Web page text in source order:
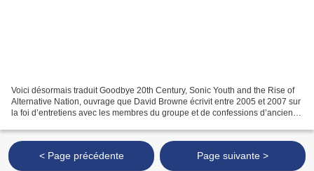
Voici désormais traduit Goodbye 20th Century, Sonic Youth and the Rise of
Alternative Nation, ouvrage que David Browne écrivit entre 2005 et 2007 sur
la foi d’entretiens avec les membres du groupe et de confessions d’anciens
< Page précédente Page suivante >